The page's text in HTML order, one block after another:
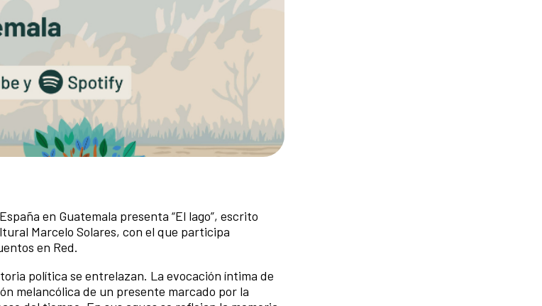
en Guatemala presenta “El lago”, escrito
Marcelo Solares, con el que participa
en Red.
política se entrelazan. La evocación íntima de
melancólica de un presente marcado por la